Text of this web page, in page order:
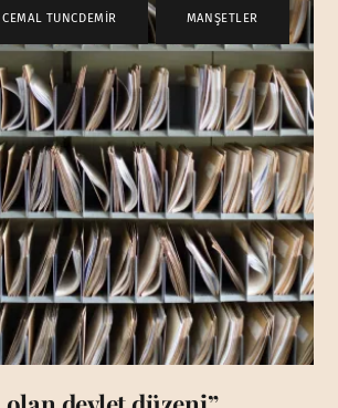
CEMAL TUNCDEMİR , MANŞETLER